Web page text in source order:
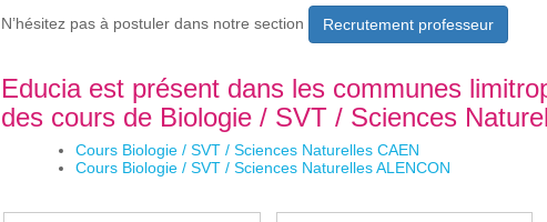
N’hésitez pas à postuler dans notre section Recrutement professeur
Educia est présent dans les communes
des cours de Biologie / SVT / Sciences
Cours Biologie / SVT / Sciences Naturelles CAEN
Cours Biologie / SVT / Sciences Naturelles ALENCON